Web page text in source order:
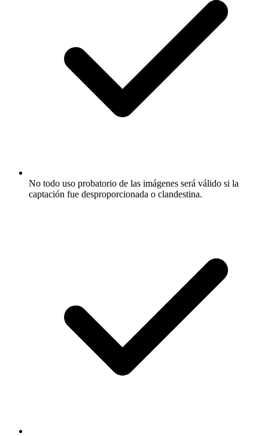
No todo uso probatorio de las imágenes será válido si la
captación fue desproporcionada o clandestina.